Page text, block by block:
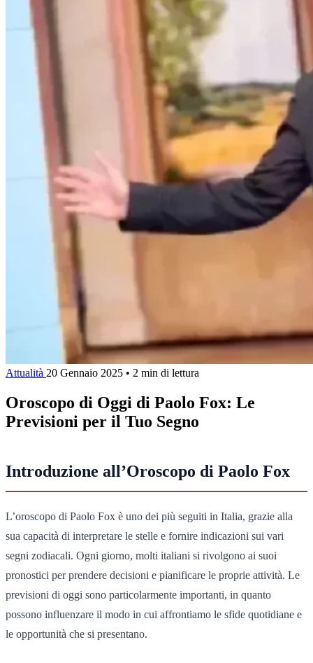
Attualità 20 Gennaio 2025 • 2 min di lettura
Oroscopo di Oggi di Paolo Fox: Le
Previsioni per il Tuo Segno
Introduzione all’Oroscopo di Paolo Fox
L’oroscopo di Paolo Fox è uno dei più seguiti in Italia, grazie alla
sua capacità di interpretare le stelle e fornire indicazioni sui vari
segni zodiacali. Ogni giorno, molti italiani si rivolgono ai suoi
pronostici per prendere decisioni e pianificare le proprie attività. Le
previsioni di oggi sono particolarmente importanti, in quanto
possono influenzare il modo in cui affrontiamo le sfide quotidiane e
le opportunità che si presentano.